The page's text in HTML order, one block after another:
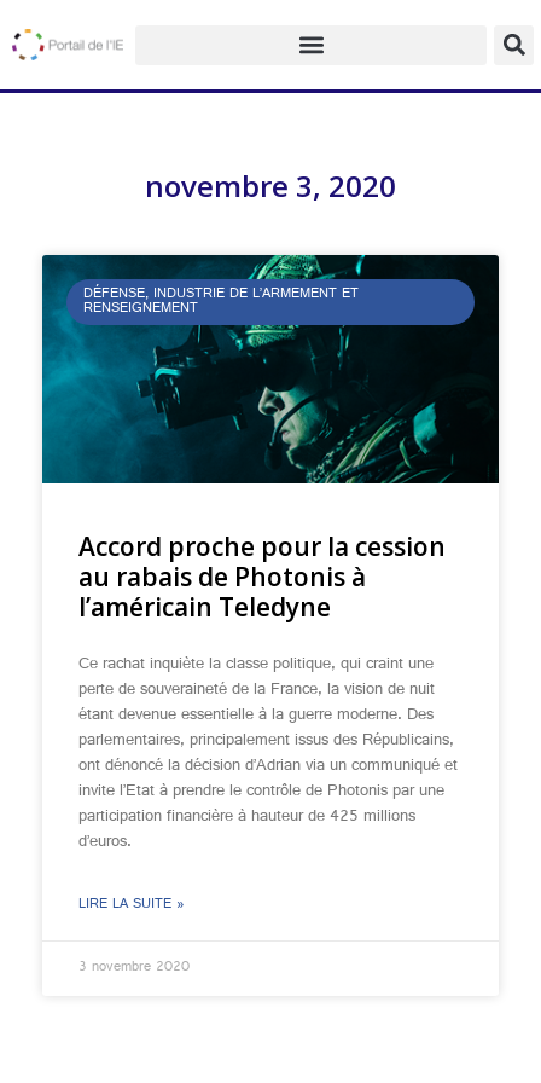
novembre 3, 2020
DÉFENSE, INDUSTRIE DE L’ARMEMENT ET
RENSEIGNEMENT
Accord proche pour la cession
au rabais de Photonis à
l’américain Teledyne
Ce rachat inquiète la classe politique, qui craint une
perte de souveraineté de la France, la vision de nuit
étant devenue essentielle à la guerre moderne. Des
parlementaires, principalement issus des Républicains,
ont dénoncé la décision d’Adrian via un communiqué et
invite l’Etat à prendre le contrôle de Photonis par une
participation financière à hauteur de 425 millions
d’euros.
LIRE LA SUITE »
3 novembre 2020